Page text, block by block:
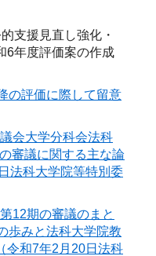
支援見直し強化・
6年度評価案の作成
の評価に際して留意
会大学分科会法科
審議に関する主な論
法科大学院等特別委
12期の審議のまと
歩みと法科大学院教
令和7年2月20日法科